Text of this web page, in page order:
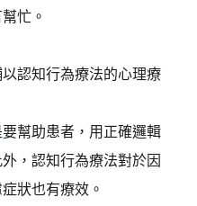
忙。
認知行為療法的心理療
幫助患者，用正確邏輯
，認知行為療法對於因
狀也有療效。